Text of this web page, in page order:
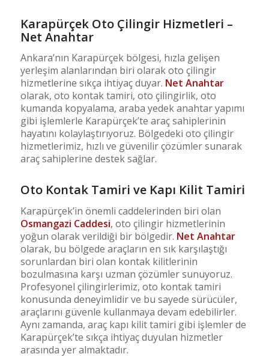
Karapürçek Oto Çilingir Hizmetleri –
Net Anahtar
Ankara’nın Karapürçek bölgesi, hızla gelişen
yerleşim alanlarından biri olarak oto çilingir
hizmetlerine sıkça ihtiyaç duyar. Net Anahtar
olarak, oto kontak tamiri, oto çilingirlik, oto
kumanda kopyalama, araba yedek anahtar yapımı
gibi işlemlerle Karapürçek’te araç sahiplerinin
hayatını kolaylaştırıyoruz. Bölgedeki oto çilingir
hizmetlerimiz, hızlı ve güvenilir çözümler sunarak
araç sahiplerine destek sağlar.
Oto Kontak Tamiri ve Kapı Kilit Tamiri
Karapürçek’in önemli caddelerinden biri olan
Osmangazi Caddesi, oto çilingir hizmetlerinin
yoğun olarak verildiği bir bölgedir. Net Anahtar
olarak, bu bölgede araçların en sık karşılaştığı
sorunlardan biri olan kontak kilitlerinin
bozulmasına karşı uzman çözümler sunuyoruz.
Profesyonel çilingirlerimiz, oto kontak tamiri
konusunda deneyimlidir ve bu sayede sürücüler,
araçlarını güvenle kullanmaya devam edebilirler.
Aynı zamanda, araç kapı kilit tamiri gibi işlemler de
Karapürçek’te sıkça ihtiyaç duyulan hizmetler
arasında yer almaktadır.